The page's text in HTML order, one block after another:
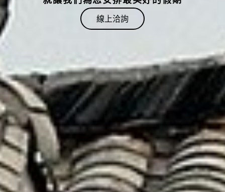
藉由這一切更加認識 — 原來自己也有不曾見到的
另一面！
就讓我們為您安排最美好的假期
線上洽詢